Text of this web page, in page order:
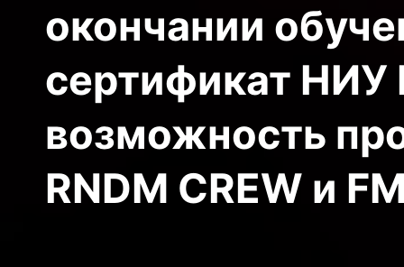
окончании
сертификат НИУ
возможность
RNDM CREW и